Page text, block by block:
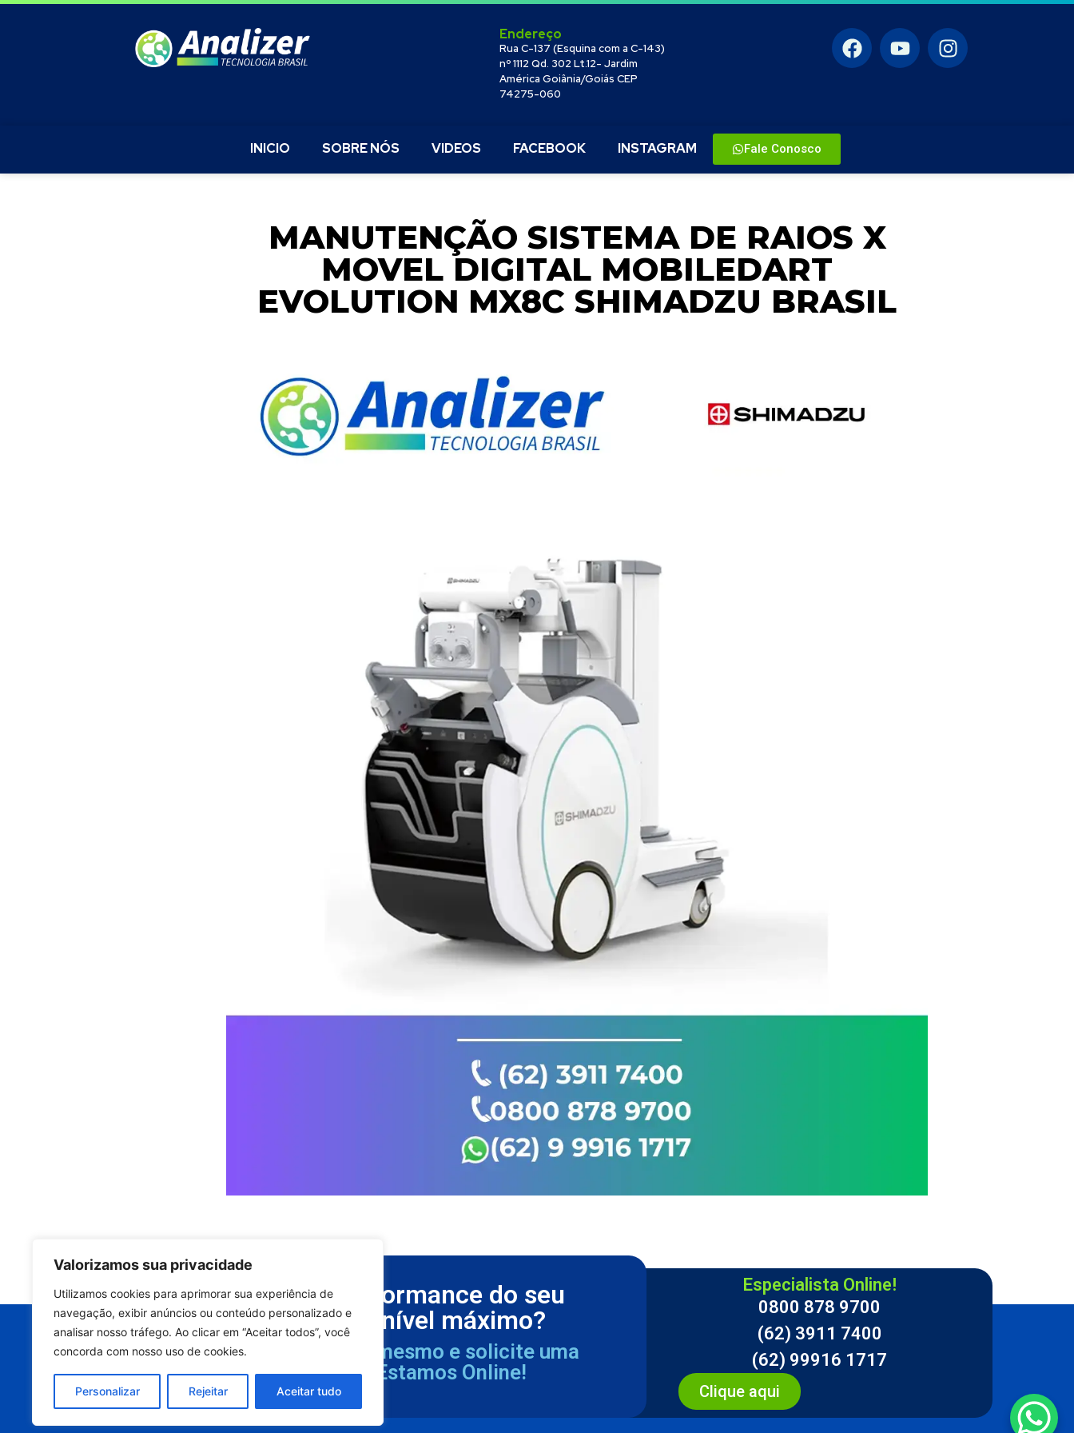
Valorizamos sua privacidade
Utilizamos cookies para aprimorar sua experiência de
navegação, exibir anúncios ou conteúdo personalizado e
analisar nosso tráfego. Ao clicar em “Aceitar todos”, você
concorda com nosso uso de cookies.
Personalizar Rejeitar Aceitar tudo
Endereço
Rua C-137 (Esquina com a C-143)
nº 1112 Qd. 302 Lt.12- Jardim
América Goiânia/Goiás CEP
74275-060
INICIO SOBRE NÓS VIDEOS FACEBOOK INSTAGRAM Fale Conosco
MANUTENÇÃO SISTEMA DE RAIOS X
MOVEL DIGITAL MOBILEDART
EVOLUTION MX8C SHIMADZU BRASIL
Quer manter a performance do seu
equipamento em nível máximo?
Entre em contato agora mesmo e solicite uma
avaliação técnica. Estamos Online!
Especialista Online!
0800 878 9700
(62) 3911 7400
(62) 99916 1717
Clique aqui